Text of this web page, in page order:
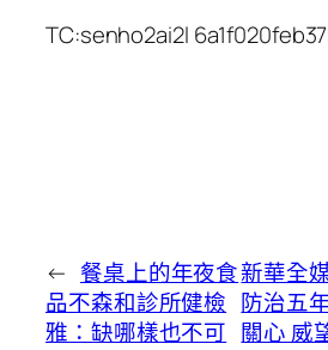
TC:senho2ai2l
← 餐桌上的年夜食
品不森和診所健檢
雅：缺哪樣也不可
新華全
防治五
關心 威